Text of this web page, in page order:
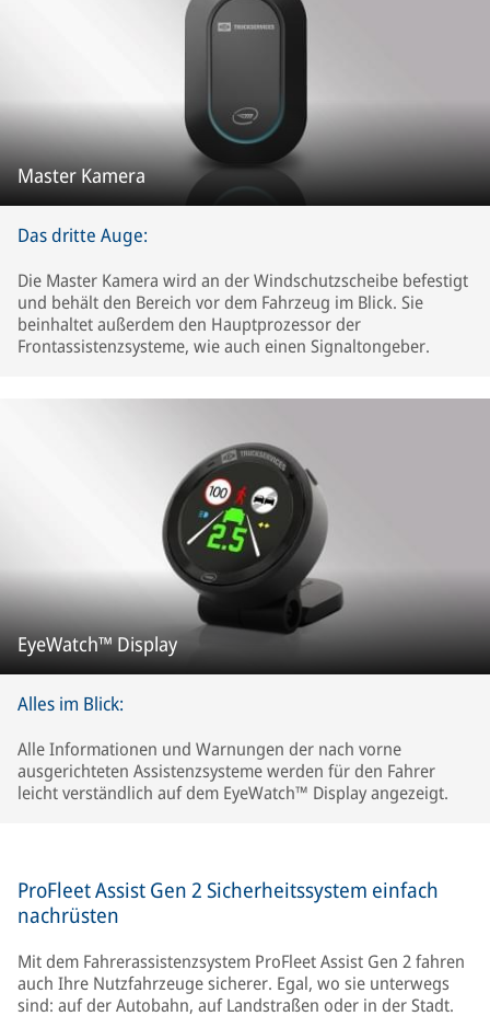
Master Kamera
Das dritte Auge:
Die Master Kamera wird an der Windschutzscheibe befestigt
und behält den Bereich vor dem Fahrzeug im Blick. Sie
beinhaltet außerdem den Hauptprozessor der
Frontassistenzsysteme, wie auch einen Signaltongeber.
EyeWatch™ Display
Alles im Blick:
Alle Informationen und Warnungen der nach vorne
ausgerichteten Assistenzsysteme werden für den Fahrer
leicht verständlich auf dem EyeWatch™ Display angezeigt.
ProFleet Assist Gen 2 Sicherheitssystem einfach
nachrüsten
Mit dem Fahrerassistenzsystem ProFleet Assist Gen 2 fahren
auch Ihre Nutzfahrzeuge sicherer. Egal, wo sie unterwegs
sind: auf der Autobahn, auf Landstraßen oder in der Stadt.